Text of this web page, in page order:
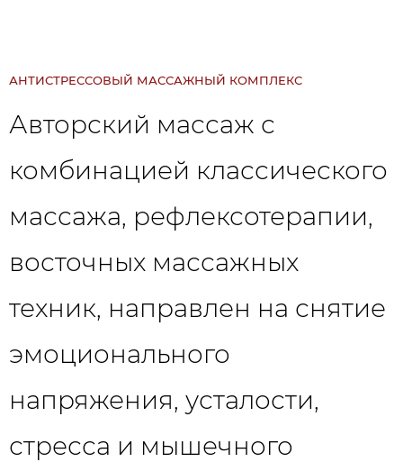
АНТИСТРЕССОВЫЙ МАССАЖНЫЙ КОМПЛЕКС
Авторский массаж с
комбинацией классического
массажа, рефлексотерапии,
восточных массажных
техник, направлен на снятие
эмоционального
напряжения, усталости,
стресса и мышечного